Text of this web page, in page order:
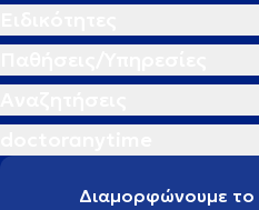
Διαμορφώνουμε το